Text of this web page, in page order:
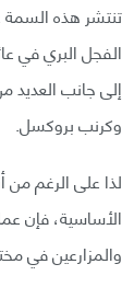
الفجل البري في
إلى جانب العديد
وكرنب بروكسل.
لذا على الرغم من
الأساسية، فإن
والمزارعين في